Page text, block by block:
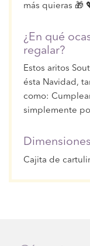
más quieras 🎁
¿En qué
regalar?
Estos aritos
ésta Navidad,
como:
simplemente
Cajita de